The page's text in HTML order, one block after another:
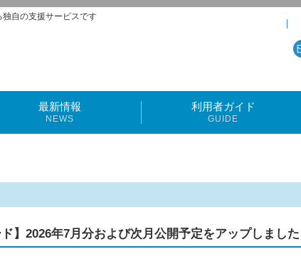
独自の支援サービスです
最新情報
NEWS
利用者ガイド
GUIDE
】2026年7月分および次月公開予定をアップしました